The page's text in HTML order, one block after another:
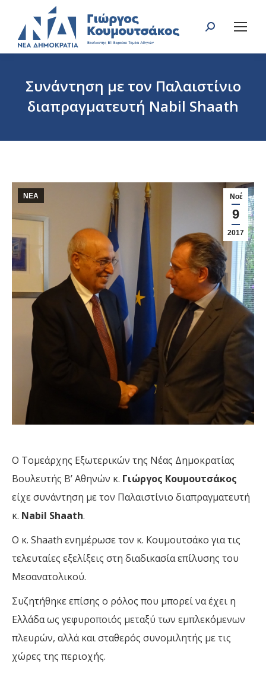
Search:
Συνάντηση με τον Παλαιστίνιο
διαπραγματευτή Nabil Shaath
Νοέ
9
2017
ΝΕΑ
Ο Τομεάρχης Εξωτερικών της Νέας Δημοκρατίας
Βουλευτής Β’ Αθηνών κ. Γιώργος Κουμουτσάκος
είχε συνάντηση με τον Παλαιστίνιο διαπραγματευτή
κ. Nabil Shaath.
Ο κ. Shaath ενημέρωσε τον κ. Κουμουτσάκο για τις
τελευταίες εξελίξεις στη διαδικασία επίλυσης του
Μεσανατολικού.
Συζητήθηκε επίσης ο ρόλος που μπορεί να έχει η
Ελλάδα ως γεφυροποιός μεταξύ των εμπλεκόμενων
πλευρών, αλλά και σταθερός συνομιλητής με τις
χώρες της περιοχής.